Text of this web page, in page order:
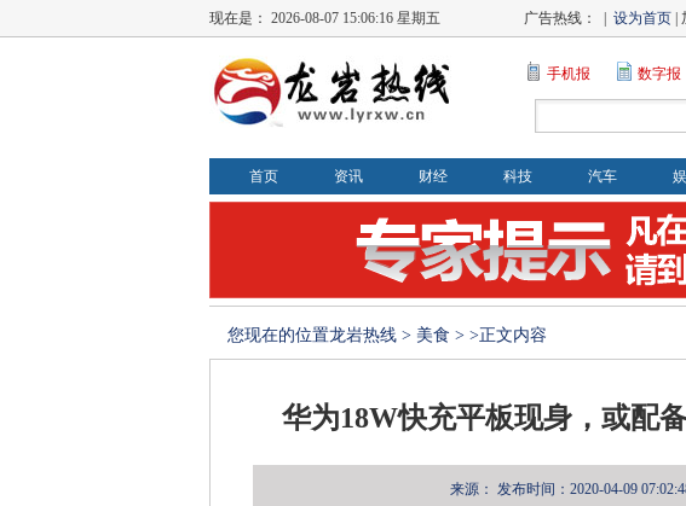
现在是： 2026-08-07 15:06:16 星期五 广告热线： | 设为首页 |
手机报 数字报
首页 资讯 财经 科技 汽车
您现在的位置龙岩热线 > 美食 > >正文内容
华为18W快充平板现身，或配
来源： 发布时间：2020-04-09